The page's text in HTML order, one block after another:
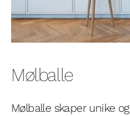
Mølballe
Mølballe skaper unike